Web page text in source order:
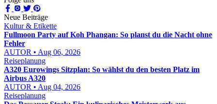
Neue Beiträge
Kultur & Etikette
Fullmoon Party auf Koh Phangan: So planst du die Nacht ohne
Fehler
AUTOR • Aug 06, 2026
Reiseplanung
A320 Eurowings Sitzplan: So wählst du den besten Platz im
Airbus A320
AUTOR • Aug 04, 2026
Reiseplanung